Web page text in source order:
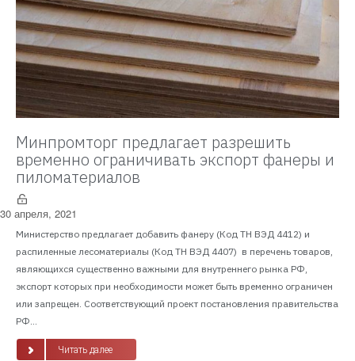
Минпромторг предлагает разрешить
временно ограничивать экспорт фанеры и
пиломатериалов
30 апреля, 2021
Министерство предлагает добавить фанеру (Код ТН ВЭД 4412) и
распиленные лесоматериалы (Код ТН ВЭД 4407) в перечень товаров,
являющихся существенно важными для внутреннего рынка РФ,
экспорт которых при необходимости может быть временно ограничен
или запрещен. Соответствующий проект постановления правительства
РФ...
Читать далее